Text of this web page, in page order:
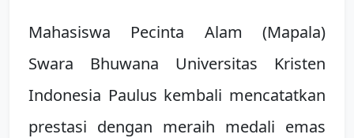
Mahasiswa Pecinta Alam (Mapala)
Swara Bhuwana Universitas Kristen
Indonesia Paulus kembali mencatatkan
prestasi dengan meraih medali emas